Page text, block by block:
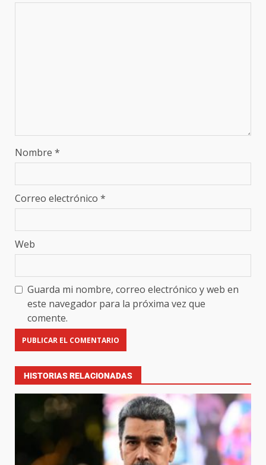
Nombre *
Correo electrónico *
Web
Guarda mi nombre, correo electrónico y web en
este navegador para la próxima vez que
comente.
HISTORIAS RELACIONADAS